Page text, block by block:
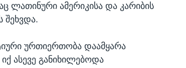
ლათინური ამერიკისა და კარიბის
შეხვდა.
ურთიერთობა დაამყარა
ასევე განიხილებოდა